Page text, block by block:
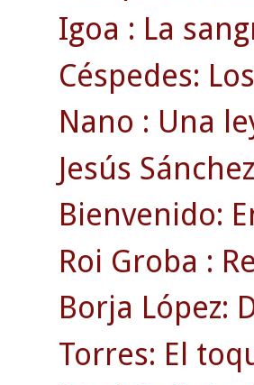
Igoa : La
Céspedes:
Nano : Una
Jesús
Bienvenido:
Roi Groba :
Borja López:
Torres: El